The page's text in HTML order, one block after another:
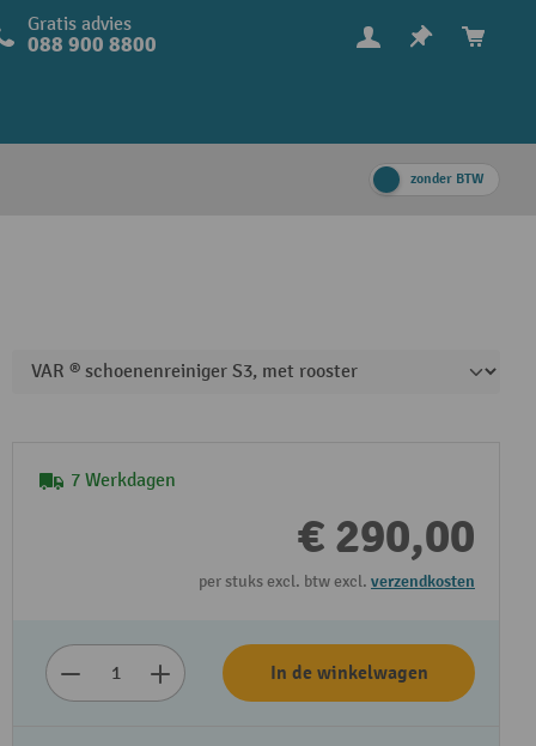
Gratis advies
088 900 8800
zonder BTW
7 Werkdagen
€ 290,00
per stuks excl. btw excl. verzendkosten
In de winkelwagen